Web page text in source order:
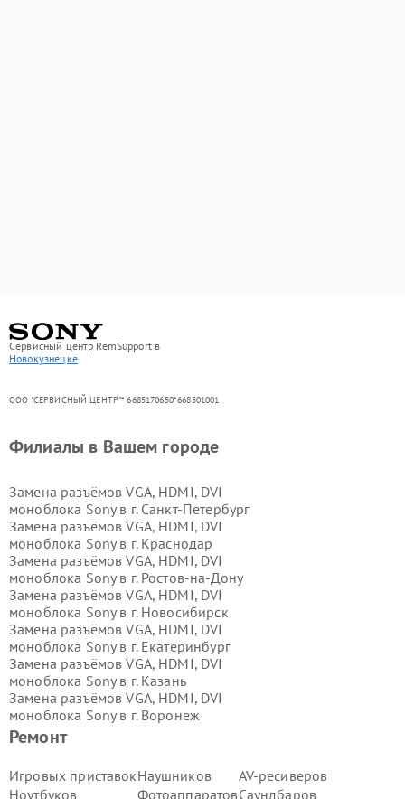
Сервисный центр RemSupport в
Новокузнецке
ООО "СЕРВИСНЫЙ ЦЕНТР"* 6685170650*668501001
Ремонт
Игровых приставок
Ноутбуков
Наушников
Фотоаппаратов
AV-ресиверов
Саундбаров
Филиалы в Вашем городе
Замена разъёмов VGA, HDMI, DVI
моноблока Sony в г. Санкт-Петербург
Замена разъёмов VGA, HDMI, DVI
моноблока Sony в г. Краснодар
Замена разъёмов VGA, HDMI, DVI
моноблока Sony в г. Ростов-на-Дону
Замена разъёмов VGA, HDMI, DVI
моноблока Sony в г. Новосибирск
Замена разъёмов VGA, HDMI, DVI
моноблока Sony в г. Екатеринбург
Замена разъёмов VGA, HDMI, DVI
моноблока Sony в г. Казань
Замена разъёмов VGA, HDMI, DVI
моноблока Sony в г. Воронеж
Замена разъёмов VGA, HDMI, DVI
моноблока Sony в г.
моноблока Sony в г. Самара